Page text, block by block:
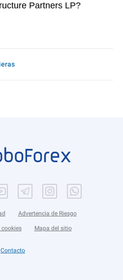
Partners LP?
Advertencia de Riesgo
Mapa del sitio
Contacto